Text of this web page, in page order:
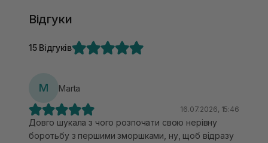
Відгуки
15 Відгуків
M Marta
16.07.2026, 15:46
Довго шукала з чого розпочати свою нерівну
боротьбу з першими зморшками, ну, щоб відразу